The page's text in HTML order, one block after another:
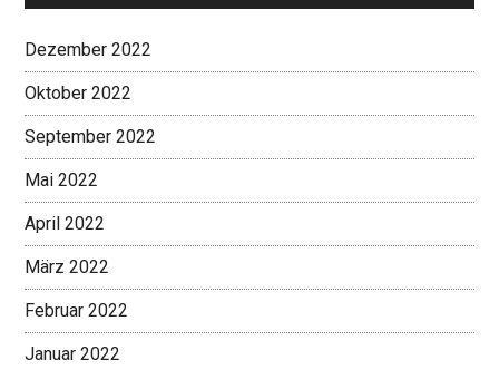
Dezember 2022
Oktober 2022
September 2022
Mai 2022
April 2022
März 2022
Februar 2022
Januar 2022